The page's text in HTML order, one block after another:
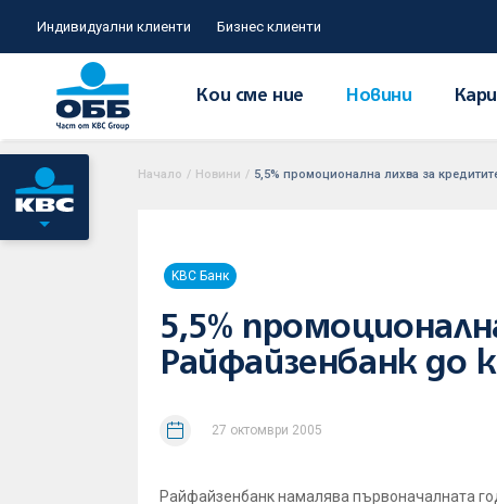
Индивидуални клиенти Бизнес клиенти
Кои сме ние Новини
Начало / Новини / 5,5% промоционална лихва за
KBC Банк
5,5%
Райфайзенбанк до
27 октомври 2005
Райфайзенбанк намалява първоначалната